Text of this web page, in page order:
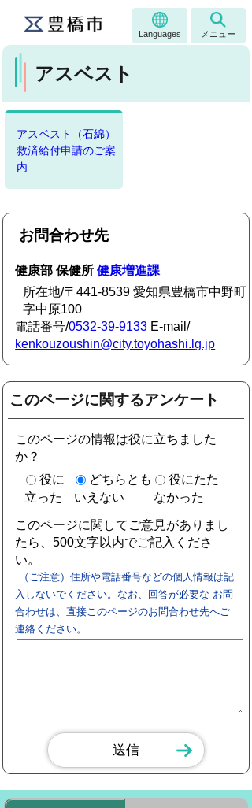
Languages メニュー
アスベスト
アスベスト（石綿）
救済給付申請のご案
内
お問合わせ先
健康部 保健所健康増進課
所在地/〒441-8539 愛知県豊橋市中野町
字中原100
電話番号/0532-39-9133 E-mail/
kenkouzoushin@city.toyohashi.lg.jp
このページに関するアンケート
このページの情報は役に立ちました
か？
役に
立った
どちらとも
いえない
役にたた
なかった
このページに関してご意見がありまし
たら、500文字以内でご記入くださ
い。
（ご注意）住所や電話番号などの個人情報は記
入しないでください。なお、回答が必要な お問
合わせは、直接このページのお問合わせ先へご
連絡ください。